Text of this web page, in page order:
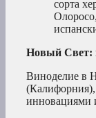
сорта
Новый Свет:
Виноделие в
(Калифорния),
инновациями